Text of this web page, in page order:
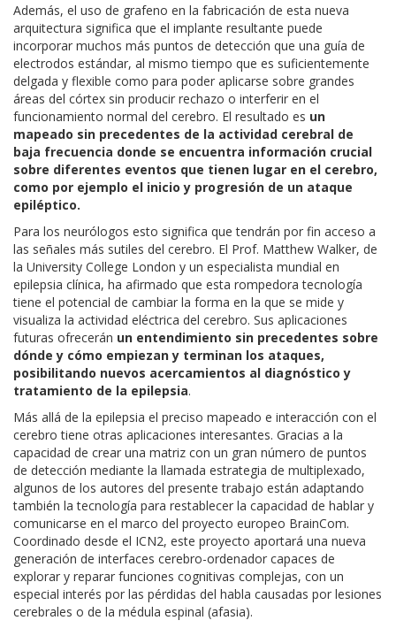
Además, el uso de grafeno en la fabricación de esta nueva
arquitectura significa que el implante resultante puede
incorporar muchos más puntos de detección que una guía de
electrodos estándar, al mismo tiempo que es suficientemente
delgada y flexible como para poder aplicarse sobre grandes
áreas del córtex sin producir rechazo o interferir en el
funcionamiento normal del cerebro. El resultado es un
mapeado sin precedentes de la actividad cerebral de
baja frecuencia donde se encuentra información crucial
sobre diferentes eventos que tienen lugar en el cerebro,
como por ejemplo el inicio y progresión de un ataque
epiléptico.
Para los neurólogos esto significa que tendrán por fin acceso a
las señales más sutiles del cerebro. El Prof. Matthew Walker, de
la University College London y un especialista mundial en
epilepsia clínica, ha afirmado que esta rompedora tecnología
tiene el potencial de cambiar la forma en la que se mide y
visualiza la actividad eléctrica del cerebro. Sus aplicaciones
futuras ofrecerán un entendimiento sin precedentes sobre
dónde y cómo empiezan y terminan los ataques,
posibilitando nuevos acercamientos al diagnóstico y
tratamiento de la epilepsia.
Más allá de la epilepsia el preciso mapeado e interacción con el
cerebro tiene otras aplicaciones interesantes. Gracias a la
capacidad de crear una matriz con un gran número de puntos
de detección mediante la llamada estrategia de multiplexado,
algunos de los autores del presente trabajo están adaptando
también la tecnología para restablecer la capacidad de hablar y
comunicarse en el marco del proyecto europeo BrainCom.
Coordinado desde el ICN2, este proyecto aportará una nueva
generación de interfaces cerebro-ordenador capaces de
explorar y reparar funciones cognitivas complejas, con un
especial interés por las pérdidas del habla causadas por lesiones
cerebrales o de la médula espinal (afasia).